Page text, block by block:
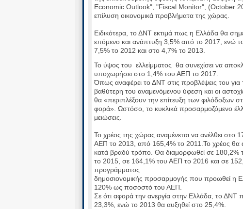
Economic Οutlook", "Fiscal Monitor", (October
επίλυση οικονομικά προβλήματα της χώρας.
Ειδικότερα, το ΔΝΤ εκτιμά πως η Ελλάδα θα
επόμενο και ανάπτυξη 3,5% από το 2017, ενώ
7,5% το 2012 και στο 4,7% το 2013.
Το ύψος του ελλείμματος θα συνεχίσει να
υποχωρήσει στο 1,4% του ΑΕΠ το 2017.
Όπως αναφέρει το ΔΝΤ στις προβλέψεις του
βαθύτερη του αναμενόμενου ύφεση και οι
θα «περιπλέξουν την επίτευξη των φιλόδοξων
φορά». Ωστόσο, το κυκλικά προσαρμοζόμενο
μειώσεις.
Το χρέος της χώρας αναμένεται να ανέλθει
ΑΕΠ το 2013, από 165,4% το 2011.Το χρέος θα
κατά βραδύ τρόπο. Θα διαμορφωθεί σε
το 2015, σε 164,1% του ΑΕΠ το 2016 και σε
προγράμματος
δημοσιονομικής προσαρμογής που προωθεί η
120% ως ποσοστό του ΑΕΠ.
Σε ότι αφορά την ανεργία στην Ελλάδα, το ΔΝΤ
23,3%, ενώ το 2013 θα αυξηθεί στο 25,4%.